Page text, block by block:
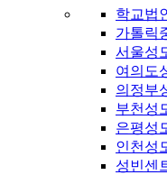
학교법
가톨릭
서울성
여의도
의정부
부천성
은평성
인천성
성빈센